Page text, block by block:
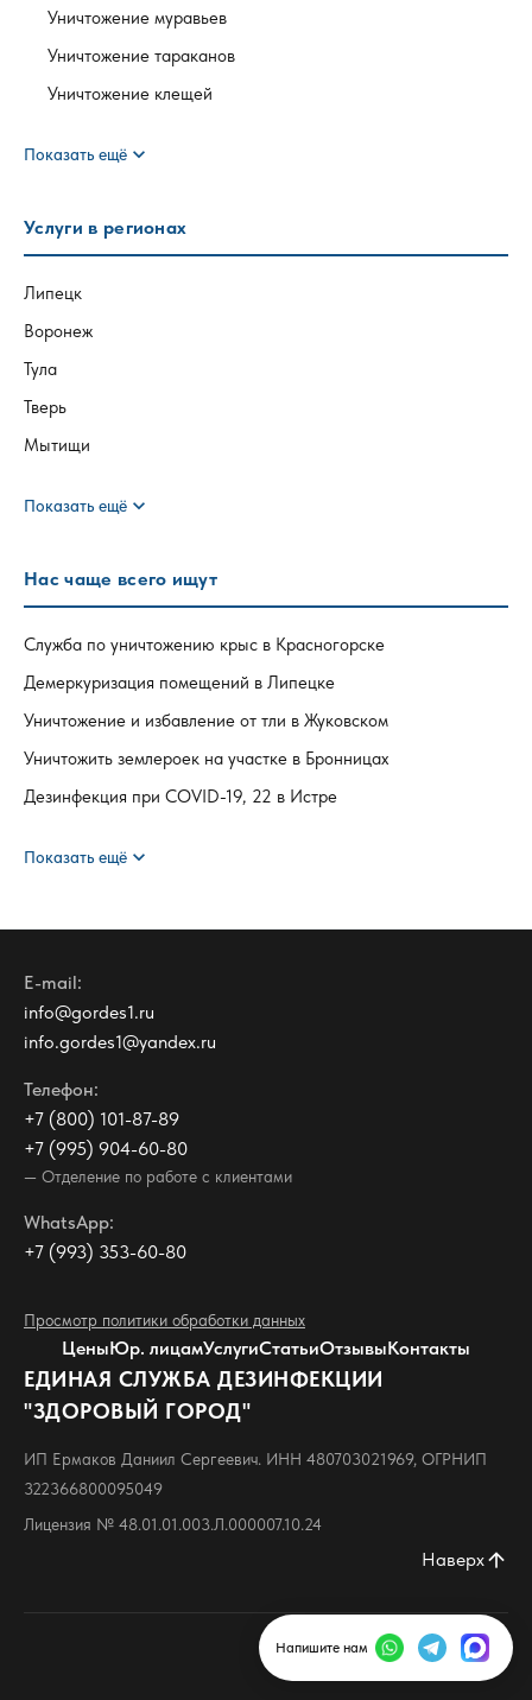
Уничтожение муравьев
Уничтожение тараканов
Уничтожение клещей
Показать ещё expand_more
Услуги в регионах
Липецк
Воронеж
Тула
Тверь
Мытищи
Показать ещё expand_more
Нас чаще всего ищут
Служба по уничтожению крыс в Красногорске
Демеркуризация помещений в Липецке
Уничтожение и избавление от тли в Жуковском
Уничтожить землероек на участке в Бронницах
Дезинфекция при COVID-19, 22 в Истре
Показать ещё expand_more
E-mail:
info@gordes1.ru
info.gordes1@yandex.ru
Телефон:
+7 (800) 101-87-89
+7 (995) 904-60-80
— Отделение по работе с клиентами
WhatsApp:
+7 (993) 353-60-80
Просмотр политики обработки данных
ЦеныЮр. лицамУслугиСтатьиОтзывыКонтакты
ЕДИНАЯ СЛУЖБА ДЕЗИНФЕКЦИИ
"ЗДОРОВЫЙ ГОРОД"
ИП Ермаков Даниил Сергеевич. ИНН 480703021969, ОГРНИП
322366800095049
Лицензия № 48.01.01.003.Л.000007.10.24
Наверхarrow_upward
Напишите нам